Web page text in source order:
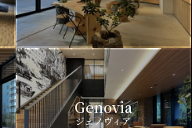
Genovia
ジェノヴィア